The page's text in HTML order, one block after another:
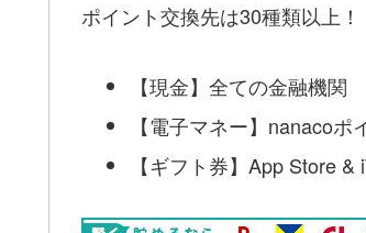
ポイント交換先は30種類以上！
【現金】全ての金融機関
【電子マネー】nanaco
【ギフト券】App Store